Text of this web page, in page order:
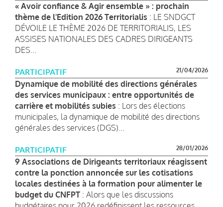
« Avoir confiance & Agir ensemble » : prochain
thème de l'Edition 2026 Territorialis : LE SNDGCT
DÉVOILE LE THÈME 2026 DE TERRITORIALIS, LES
ASSISES NATIONALES DES CADRES DIRIGEANTS
DES...
PARTICIPATIF 21/04/2026
Dynamique de mobilité des directions générales
des services municipaux : entre opportunités de
carrière et mobilités subies : Lors des élections
municipales, la dynamique de mobilité des directions
générales des services (DGS)...
PARTICIPATIF 28/01/2026
9 Associations de Dirigeants territoriaux réagissent
contre la ponction annoncée sur les cotisations
locales destinées à la formation pour alimenter le
budget du CNFPT : Alors que les discussions